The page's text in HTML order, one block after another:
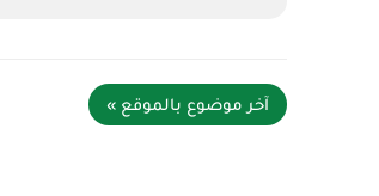
آخر موضوع بالموقع »